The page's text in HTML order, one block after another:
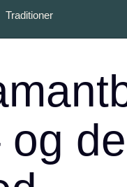
Traditioner